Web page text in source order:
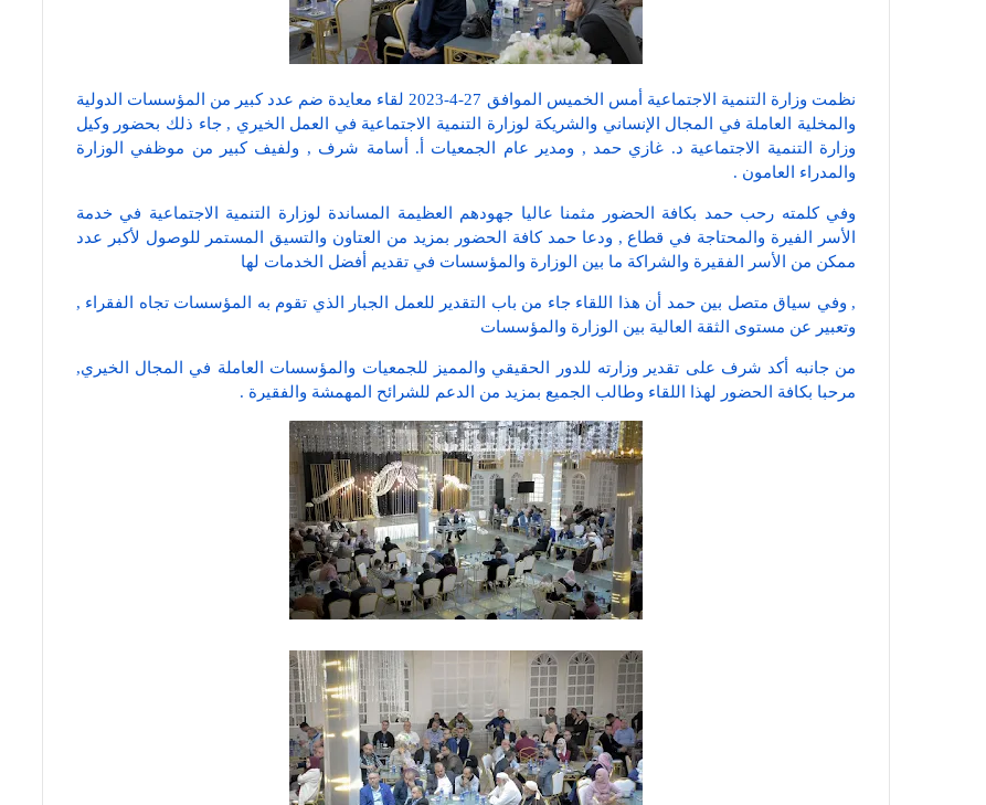
نظمت وزارة التنمية الاجتماعية أمس الخميس الموافق 27-4-2023 لقاء معايدة ضم عدد كبير من المؤسسات الدولية
والمخلية العاملة في المجال الإنساني والشريكة لوزارة التنمية الاجتماعية في العمل الخيري , جاء ذلك بحضور وكيل
وزارة التنمية الاجتماعية د. غازي حمد , ومدير عام الجمعيات أ. أسامة شرف , ولفيف كبير من موظفي الوزارة
والمدراء العامون .
وفي كلمته رحب حمد بكافة الحضور مثمنا عاليا جهودهم العظيمة المساندة لوزارة التنمية الاجتماعية في خدمة
الأسر الفيرة والمحتاجة في قطاع , ودعا حمد كافة الحضور بمزيد من العتاون والتسيق المستمر للوصول لأكبر عدد
ممكن من الأسر الفقيرة والشراكة ما بين الوزارة والمؤسسات في تقديم أفضل الخدمات لها
, وفي سياق متصل بين حمد أن هذا اللقاء جاء من باب التقدير للعمل الجبار الذي تقوم به المؤسسات تجاه الفقراء ,
وتعبير عن مستوى الثقة العالية بين الوزارة والمؤسسات
من جانبه أكد شرف على تقدير وزارته للدور الحقيقي والمميز للجمعيات والمؤسسات العاملة في المجال الخيري,
مرحبا بكافة الحضور لهذا اللقاء وطالب الجميع بمزيد من الدعم للشرائح المهمشة والفقيرة .